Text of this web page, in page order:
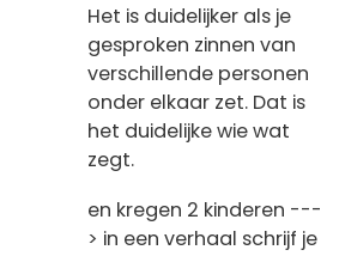
Het is duidelijker als je
gesproken zinnen van
verschillende personen
onder elkaar zet. Dat is
het duidelijke wie wat
zegt.
en kregen 2 kinderen ---
> in een verhaal schrijf je